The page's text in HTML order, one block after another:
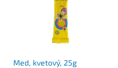
Med, kvetový, 25g